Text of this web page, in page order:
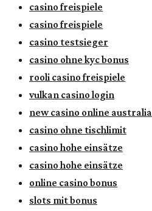
casino freispiele
casino freispiele
casino testsieger
casino ohne kyc bonus
rooli casino freispiele
vulkan casino login
new casino online australia
casino ohne tischlimit
casino hohe einsätze
casino hohe einsätze
online casino bonus
slots mit bonus